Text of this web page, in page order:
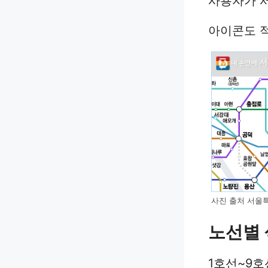
아이콘도
사진 출처 서울
노선별
1호선~9